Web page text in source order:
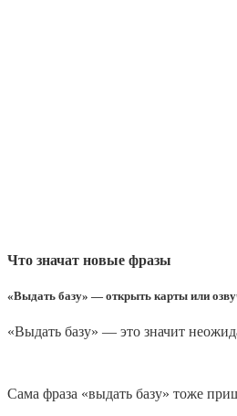
Что значат новые фразы
«Выдать базу» — открыть карты или
«Выдать базу» — это значит
Сама фраза «выдать базу» тоже